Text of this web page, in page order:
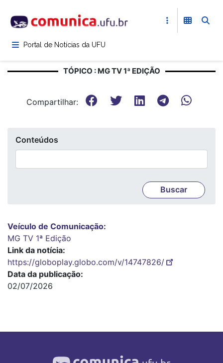
para
conteúdoPortal de Notícias da UFU
TÓPICO : MG TV 1ª EDIÇÃO
Compartilhar:
Conteúdos
Veículo de Comunicação
MG TV 1ª Edição
Link da notícia
https://globoplay.globo.com/v/14747826/
Data da publicação
02/07/2026